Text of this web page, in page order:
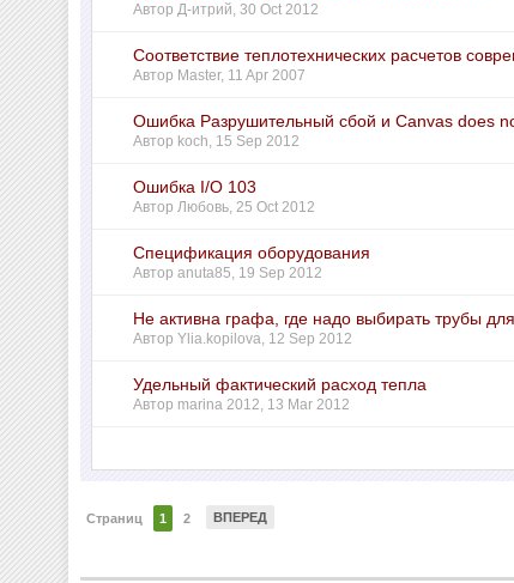
АвторД-итрий,30 Oct 2012
Соответствие теплотехнических расчетов
Автор Master, 11 Apr 2007
Ошибка Разрушительный сбой и Canvas does
Автор koch, 15 Sep 2012
Ошибка I/O 103
АвторЛюбовь,25 Oct 2012
Спецификация оборудования
Авторanuta85, 19 Sep 2012
Не активна графа, где надо выбирать трубы
АвторYlia.kopilova, 12 Sep 2012
Удельный фактический расход тепла
Автор marina 2012, 13 Mar 2012
Страниц 1 2 ВПЕРЕД